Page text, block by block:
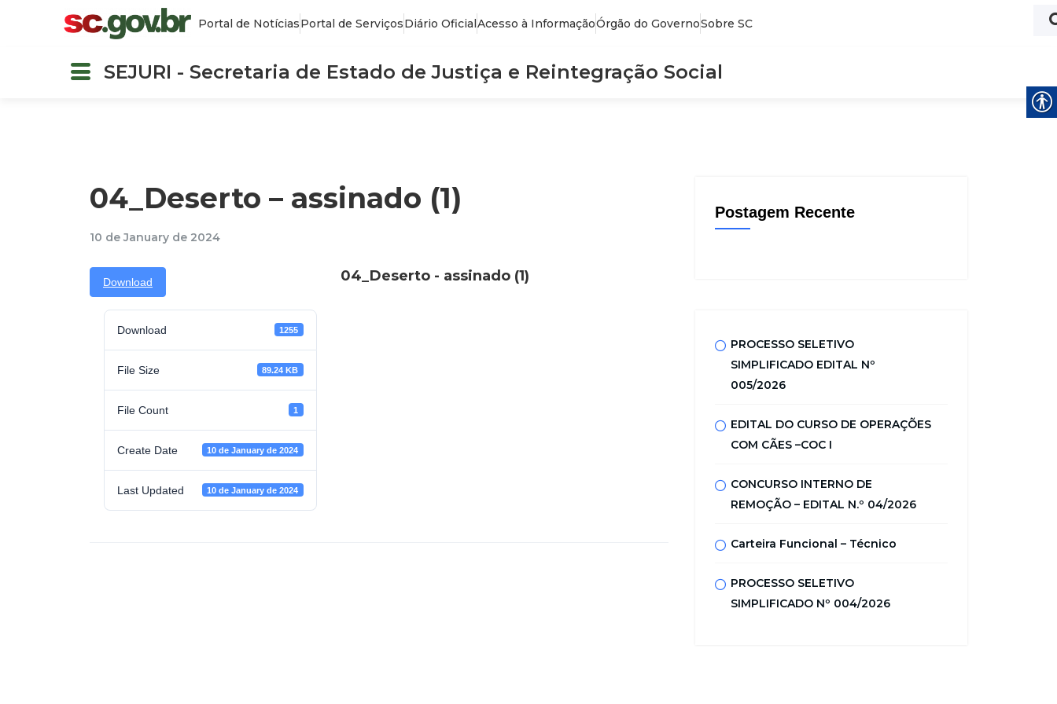
Portal de NotíciasPortal de ServiçosDiário OficialAcesso à InformaçãoÓrgão do GovernoSobre SC
SEJURI - Secretaria de Estado de Justiça e Reintegração Social
04_Deserto – assinado (1)
10 de January de 2024
Download
Download 1255
File Size 89.24 KB
File Count 1
Create Date 10 de January de 2024
Last Updated 10 de January de 2024
04_Deserto - assinado (1)
Postagem Recente
PROCESSO SELETIVO
SIMPLIFICADO EDITAL Nº
005/2026
EDITAL DO CURSO DE OPERAÇÕES
COM CÃES –COC I
CONCURSO INTERNO DE
REMOÇÃO – EDITAL N.º 04/2026
Carteira Funcional – Técnico
PROCESSO SELETIVO
SIMPLIFICADO Nº 004/2026